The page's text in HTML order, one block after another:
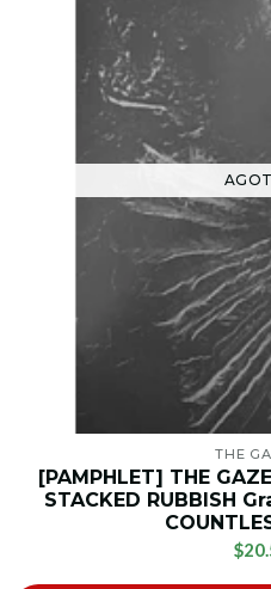
THE
[PAMPHLET] THE
STACKED RUBBISH